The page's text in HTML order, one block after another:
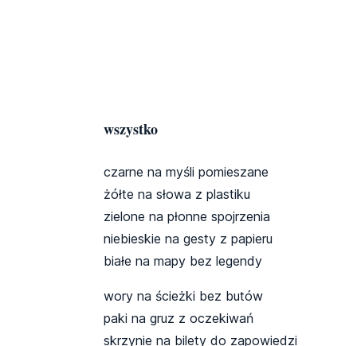
wszystko
czarne na myśli pomieszane
żółte na słowa z plastiku
zielone na płonne spojrzenia
niebieskie na gesty z papieru
białe na mapy bez legendy
wory na ścieżki bez butów
paki na gruz z oczekiwań
skrzynie na bilety do zapowiedzi